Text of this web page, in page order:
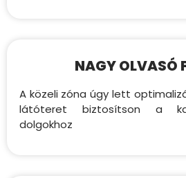
NAGY OLVASÓ
A közeli zóna úgy lett
látóteret biztosítson a
dolgokhoz